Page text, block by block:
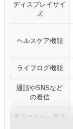
ディスプレイサイ
ズ
ヘルスケア機能
ライフログ機能
通話やSNSなど
の着信
電子マネー・電子